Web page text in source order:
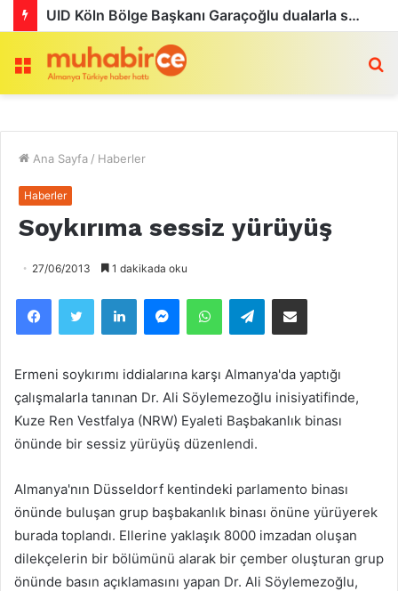
UID Köln Bölge Başkanı Garaçoğlu dualarla son yolculuğuna uğurlandı
Menü
Ana Sayfa / Haberler
Haberler
Soykırıma sessiz yürüyüş
27/06/2013 1 dakikada oku
Telegram
Ermeni soykırımı iddialarına karşı Almanya'da yaptığı
çalışmalarla tanınan Dr. Ali Söylemezoğlu inisiyatifinde,
Kuze Ren Vestfalya (NRW) Eyaleti Başbakanlık binası
önünde bir sessiz yürüyüş düzenlendi.
Almanya'nın Düsseldorf kentindeki parlamento binası
önünde buluşan grup başbakanlık binası önüne yürüyerek
burada toplandı. Ellerine yaklaşık 8000 imzadan oluşan
dilekçelerin bir bölümünü alarak bir çember oluşturan grup
önünde basın açıklamasını yapan Dr. Ali Söylemezoğlu,